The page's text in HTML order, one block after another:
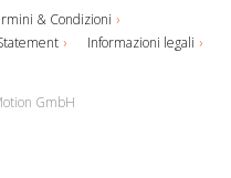
& Condizioni
Informazioni legali
GmbH